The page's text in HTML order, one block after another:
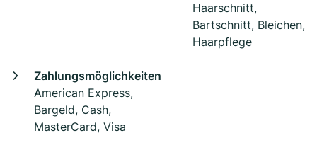
Haarschnitt,
Bartschnitt, Bleichen,
Haarpflege
Zahlungsmöglichkeiten
American Express,
Bargeld, Cash,
MasterCard, Visa